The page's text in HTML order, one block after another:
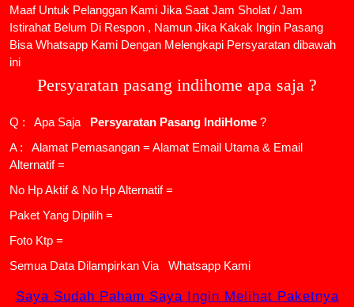
Maaf Untuk Pelanggan Kami Jika Saat Jam Sholat / Jam
Istirahat Belum Di Respon , Namun Jika Kakak Ingin Pasang
Bisa Whatsapp Kami Dengan Melengkapi Persyaratan dibawah
ini
Persyaratan pasang indihome apa saja ?
Q : Apa Saja Persyaratan Pasang IndiHome ?
A : Alamat Pemasangan = Alamat Email Utama & Email
Alternatif =
No Hp Aktif & No Hp Alternatif =
Paket Yang Dipilih =
Foto Ktp =
Semua Data Dilampirkan Via
Whatsapp Kami
Saya Sudah Paham Saya Ingin Melihat Paketnya